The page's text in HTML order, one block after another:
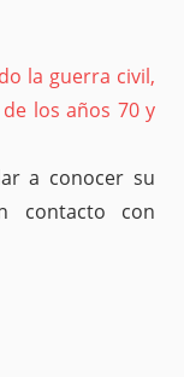
la guerra civil,
los años 70 y
a conocer su
contacto con